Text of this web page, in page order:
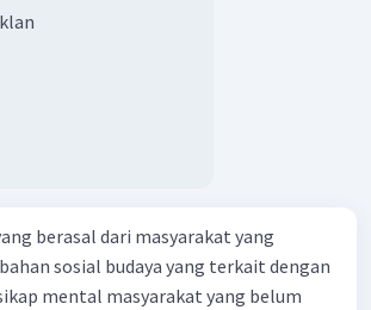
berasal dari masyarakat yang
sosial budaya yang terkait dengan
mental masyarakat yang belum